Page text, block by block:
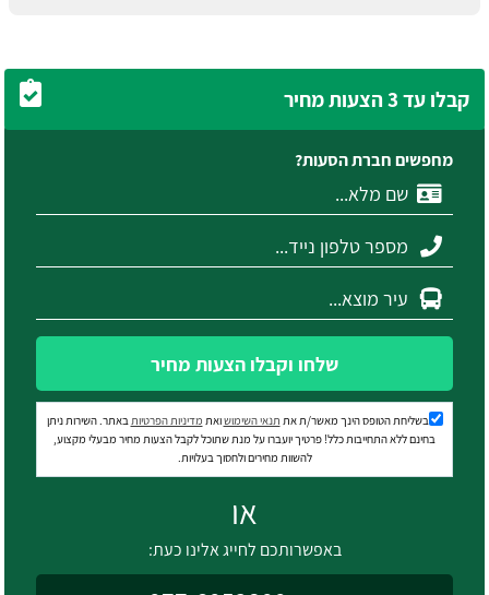
קבלו עד 3 הצעות מחיר
מחפשים חברת הסעות?
שלחו וקבלו הצעות מחיר
בשליחת הטופס הינך מאשר/ת את תנאי השימושואת מדיניות הפרטיותבאתר. השירות ניתן
בחינם ללא התחייבות כלל! פרטיך יועברו על מנת שתוכל לקבל הצעות מחיר מבעלי מקצוע,
להשוות מחירים ולחסוך בעלויות.
או
באפשרותכם לחייג אלינו כעת: